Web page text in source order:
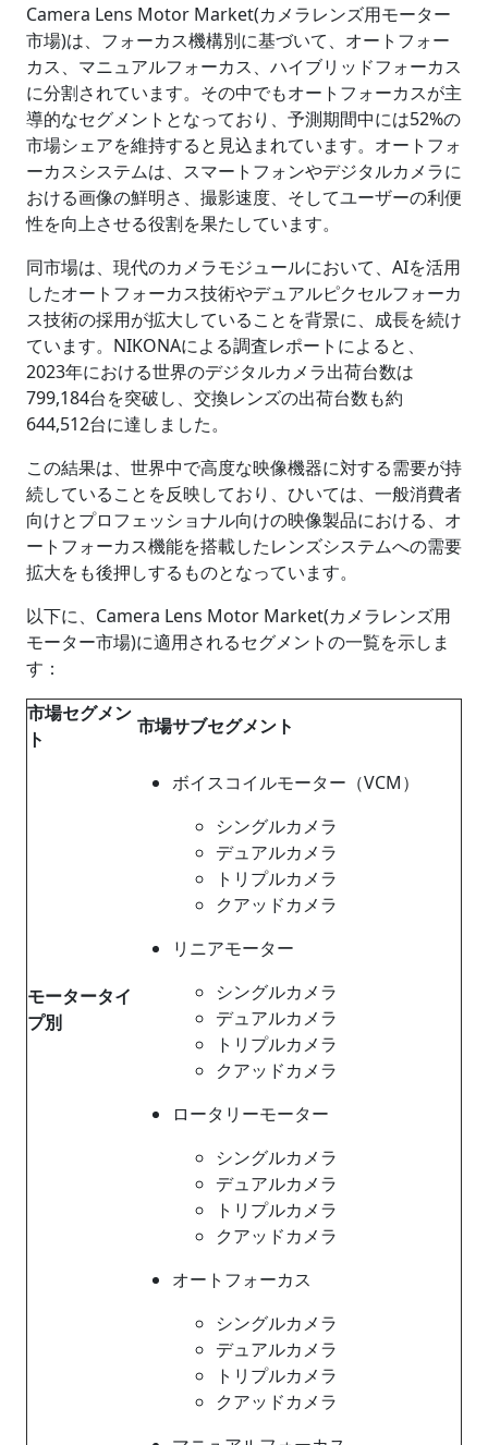
Camera Lens Motor Market(カメラレンズ用モーター
市場)は、フォーカス機構別に基づいて、オートフォー
カス、マニュアルフォーカス、ハイブリッドフォーカス
に分割されています。その中でもオートフォーカスが主
導的なセグメントとなっており、予測期間中には52%の
市場シェアを維持すると見込まれています。オートフォ
ーカスシステムは、スマートフォンやデジタルカメラに
おける画像の鮮明さ、撮影速度、そしてユーザーの利便
性を向上させる役割を果たしています。
同市場は、現代のカメラモジュールにおいて、AIを活用
したオートフォーカス技術やデュアルピクセルフォーカ
ス技術の採用が拡大していることを背景に、成長を続け
ています。NIKONAによる調査レポートによると、
2023年における世界のデジタルカメラ出荷台数は
799,184台を突破し、交換レンズの出荷台数も約
644,512台に達しました。
この結果は、世界中で高度な映像機器に対する需要が持
続していることを反映しており、ひいては、一般消費者
向けとプロフェッショナル向けの映像製品における、オ
ートフォーカス機能を搭載したレンズシステムへの需要
拡大をも後押しするものとなっています。
以下に、Camera Lens Motor Market(カメラレンズ用
モーター市場)に適用されるセグメントの一覧を示しま
す：
市場セグメン
ト
市場サブセグメント
モータータイ
プ別
ボイスコイルモーター（VCM）
シングルカメラ
デュアルカメラ
トリプルカメラ
クアッドカメラ
リニアモーター
シングルカメラ
デュアルカメラ
トリプルカメラ
クアッドカメラ
ロータリーモーター
シングルカメラ
デュアルカメラ
トリプルカメラ
クアッドカメラ
オートフォーカス
シングルカメラ
デュアルカメラ
トリプルカメラ
クアッドカメラ